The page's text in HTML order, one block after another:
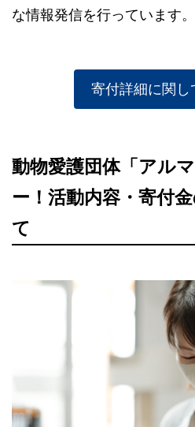
な情報発信を行っています。
寄付詳細に関し
動物愛護団体「アル
ー！活動内容・寄付
て